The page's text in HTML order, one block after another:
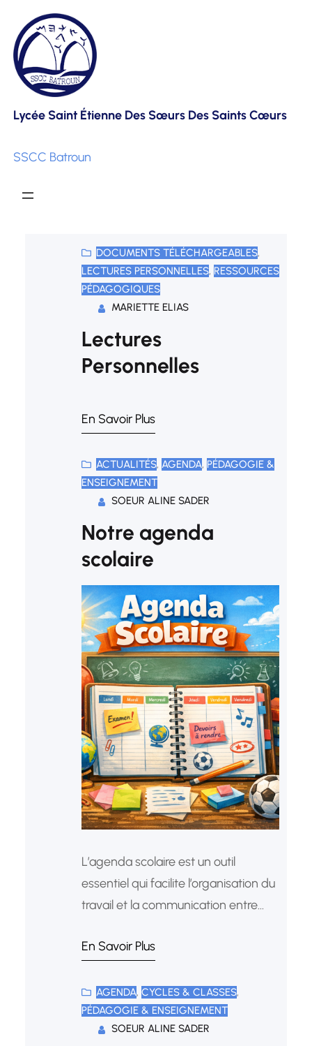
to
content
Lycée Saint Étienne Des Sœurs Des Saints Cœurs
SSCC Batroun
DOCUMENTS TÉLÉCHARGEABLES
LECTURES PERSONNELLES, RESSOURCES
PÉDAGOGIQUES
MARIETTE ELIAS
Lectures
Personnelles
En Savoir Plus
ACTUALITÉS, AGENDA, PÉDAGOGIE &
ENSEIGNEMENT
SOEUR ALINE SADER
Notre agenda
scolaire
L’agenda scolaire est un outil
essentiel qui facilite l’organisation du
travail et la communication entre
En Savoir Plus
AGENDA, CYCLES & CLASSES
PÉDAGOGIE & ENSEIGNEMENT
SOEUR ALINE SADER